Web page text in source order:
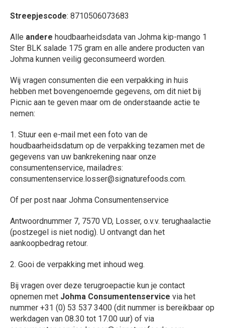
Streepjescode: 8710506073683
Alle andere houdbaarheidsdata van Johma kip-mango 1
Ster BLK salade 175 gram en alle andere producten van
Johma kunnen veilig geconsumeerd worden.
Wij vragen consumenten die een verpakking in huis
hebben met bovengenoemde gegevens, om dit niet bij
Picnic aan te geven maar om de onderstaande actie te
nemen:
1. Stuur een e-mail met een foto van de
houdbaarheidsdatum op de verpakking tezamen met de
gegevens van uw bankrekening naar onze
consumentenservice, mailadres:
consumentenservice.losser@signaturefoods.com.
Of per post naar Johma Consumentenservice
Antwoordnummer 7, 7570 VD, Losser, o.v.v. terughaalactie
(postzegel is niet nodig). U ontvangt dan het
aankoopbedrag retour.
2. Gooi de verpakking met inhoud weg.
Bij vragen over deze terugroepactie kun je contact
opnemen met Johma Consumentenservice via het
nummer +31 (0) 53 537 3400 (dit nummer is bereikbaar op
werkdagen van 08.30 tot 17.00 uur) of via